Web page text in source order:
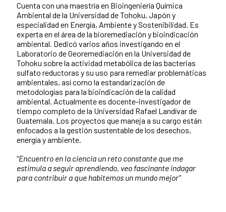
Cuenta con una maestría en Bioingeniería Química
Ambiental de la Universidad de Tohoku, Japón y
especialidad en Energía, Ambiente y Sostenibilidad. Es
experta en el área de la bioremediación y bioindicación
ambiental. Dedicó varios años investigando en el
Laboratorio de Georemediación en la Universidad de
Tohoku sobre la actividad metabólica de las bacterias
sulfato reductoras y su uso para remediar problemáticas
ambientales, así como la estandarización de
metodologías para la bioindicación de la calidad
ambiental. Actualmente es docente-investigador de
tiempo completo de la Universidad Rafael Landívar de
Guatemala. Los proyectos que maneja a su cargo están
enfocados a la gestión sustentable de los desechos,
energía y ambiente.
“Encuentro en la ciencia un reto constante que me
estimula a seguir aprendiendo, veo fascinante indagar
para contribuir a que habitemos un mundo mejor”